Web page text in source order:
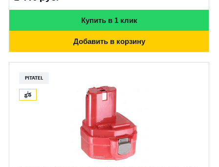
Купить в 1 клик
Добавить в корзину
PITATEL